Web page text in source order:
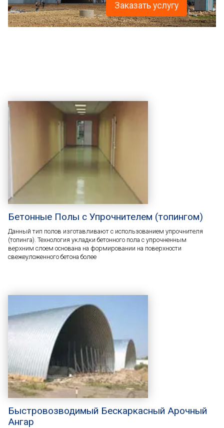
Заказать услугу
Бетонные Полы с Упрочнителем (топингом)
Данный тип полов изготавливают с использованием упрочнителя
(топинга). Технология укладки бетонного пола с упрочненным
верхним слоем основана на формировании на поверхности
свежеуложенного бетона более
Быстровозводимый Бескаркасный Арочный
Ангар